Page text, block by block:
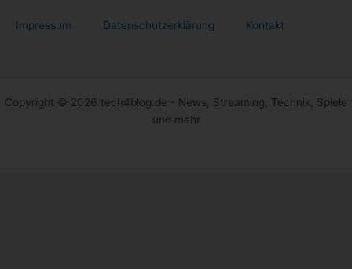
Impressum Datenschutzerklärung Kontakt
Copyright © 2026 tech4blog.de - News, Streaming, Technik, Spiele
und mehr